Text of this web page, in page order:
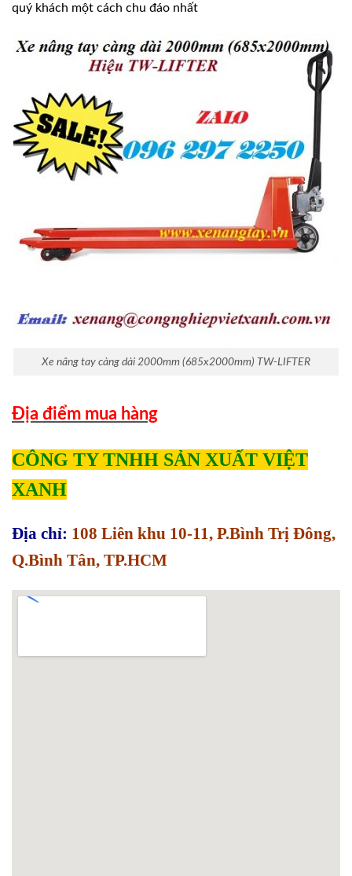
quý khách một cách chu đáo nhất
Xe nâng tay càng dài 2000mm (685x2000mm) TW-LIFTER
Địa điểm mua hàng
CÔNG TY TNHH SẢN XUẤT VIỆT
XANH
Địa chỉ: 108 Liên khu 10-11, P.Bình Trị Đông,
Q.Bình Tân, TP.HCM